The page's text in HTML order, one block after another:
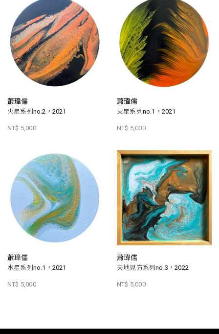
蕭瑋儒
火星系列no.2，2021
NT$ 5,000
蕭瑋儒
火星系列no.1，2021
NT$ 5,000
蕭瑋儒
水星系列no.1，2021
NT$ 5,000
蕭瑋儒
天地見方系列no.3，2022
NT$ 5,000